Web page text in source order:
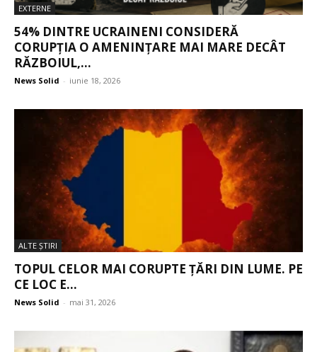
EXTERNE
54% DINTRE UCRAINENI CONSIDERĂ
CORUPȚIA O AMENINȚARE MAI MARE DECÂT
RĂZBOIUL,...
News Solid - iunie 18, 2026
ALTE ŞTIRI
TOPUL CELOR MAI CORUPTE ȚĂRI DIN LUME. PE
CE LOC E...
News Solid - mai 31, 2026